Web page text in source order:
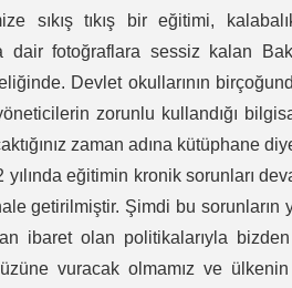
sıkış tıkış bir eğitimi,
dair fotoğraflara sessiz kalan
Devlet okullarının
zorunlu kullandığı
zaman adına kütüphane
yılında eğitimin kronik sorunları
getirilmiştir. Şimdi bu sorunların
ibaret olan politikalarıyla
vuracak olmamız ve